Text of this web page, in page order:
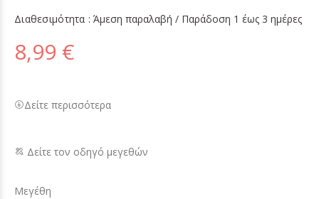
Διαθεσιμότητα :Άμεση παραλαβή / Παράδoση 1 έως 3 ημέρες
8,99 €
Δείτε περισσότερα
Δείτε τον οδηγό μεγεθών
Μεγέθη